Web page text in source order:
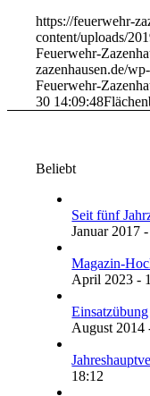
https://feuerwehr-
content/uploads/
Feuerwehr-
zazenhausen.de/
Feuerwehr-
30 14:09:48
Beliebt
Seit fünf
Januar 2017
Magazin-
April 2023 -
August 2014
18:12